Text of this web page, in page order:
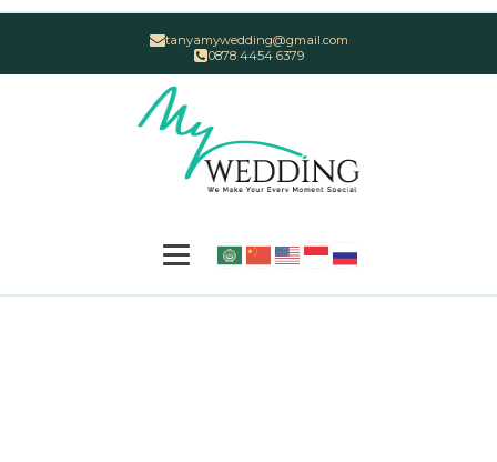
tanyamywedding@gmail.com
0878 4454 6379